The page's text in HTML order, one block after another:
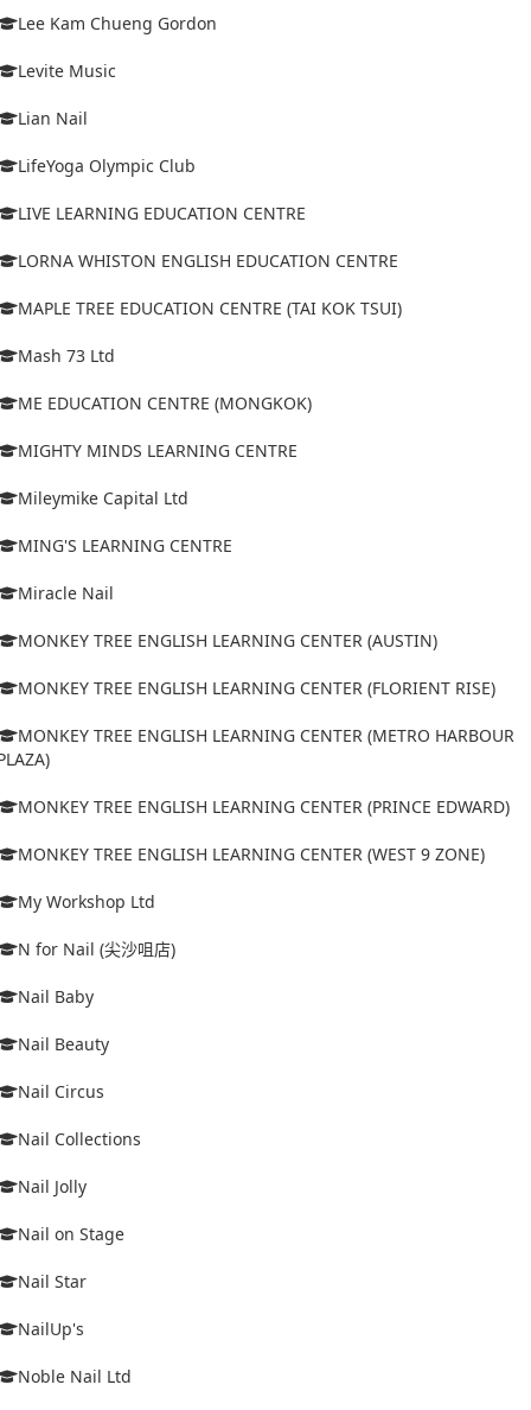
Lee Kam Chueng Gordon
Levite Music
Lian Nail
LifeYoga Olympic Club
LIVE LEARNING EDUCATION CENTRE
LORNA WHISTON ENGLISH EDUCATION CENTRE
MAPLE TREE EDUCATION CENTRE (TAI KOK TSUI)
Mash 73 Ltd
ME EDUCATION CENTRE (MONGKOK)
MIGHTY MINDS LEARNING CENTRE
Mileymike Capital Ltd
MING'S LEARNING CENTRE
Miracle Nail
MONKEY TREE ENGLISH LEARNING CENTER (AUSTIN)
MONKEY TREE ENGLISH LEARNING CENTER (FLORIENT RISE)
MONKEY TREE ENGLISH LEARNING CENTER (METRO HARBOUR
MONKEY TREE ENGLISH LEARNING CENTER (PRINCE EDWARD)
MONKEY TREE ENGLISH LEARNING CENTER (WEST 9 ZONE)
My Workshop Ltd
N for Nail (尖沙咀店)
Nail Baby
Nail Beauty
Nail Circus
Nail Collections
Nail Jolly
Nail on Stage
Nail Star
NailUp's
Noble Nail Ltd